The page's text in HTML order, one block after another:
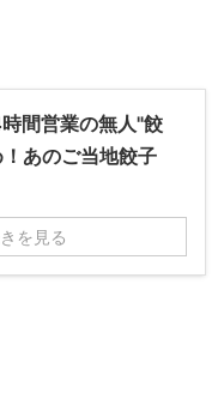
間営業の無人"餃
あのご当地餃子
を見る